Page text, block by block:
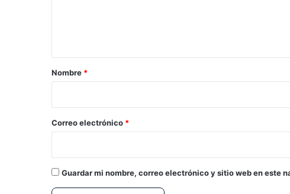
r
*
Nombre *
Correo electrónico *
Guardar mi nombre, correo electrónico y sitio web en este